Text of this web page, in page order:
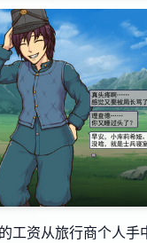
工资从旅行商个人手